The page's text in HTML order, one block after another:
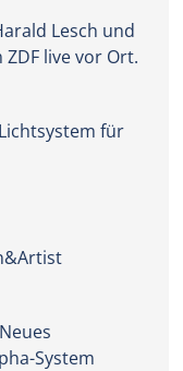
Lesch und
live vor Ort.
für
System